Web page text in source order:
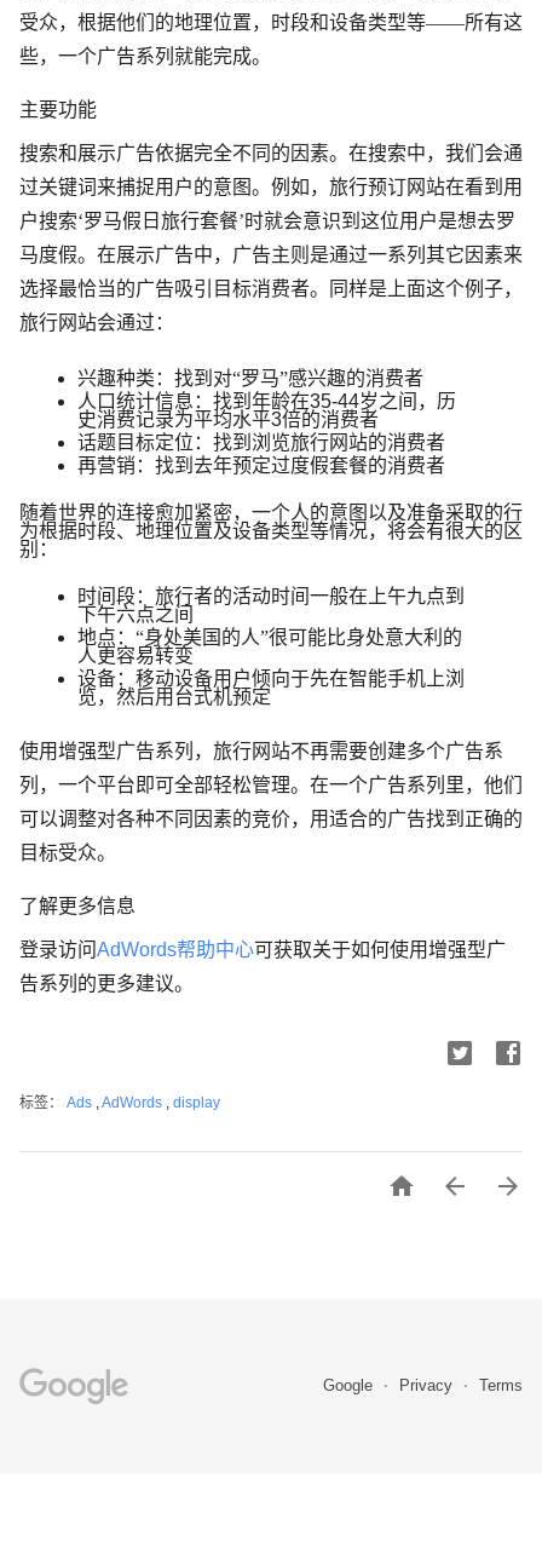
受众，根据他们的地理位置，时段和设备类型等——所有这
些，一个广告系列就能完成。
主要功能
搜索和展示广告依据完全不同的因素。在搜索中，我们会通
过关键词来捕捉用户的意图。例如，旅行预订网站在看到用
户搜索‘罗马假日旅行套餐’时就会意识到这位用户是想去罗
马度假。在展示广告中，广告主则是通过一系列其它因素来
选择最恰当的广告吸引目标消费者。同样是上面这个例子，
旅行网站会通过：
兴趣种类 ：找到对“罗马”感兴趣的消费者
人口统计信息 ：找到年龄在35-44岁之间，历
史消费记录为平均水平3倍的消费者
话题目标定位 ：找到浏览旅行网站的消费者
再营销 ：找到去年预定过度假套餐的消费者
随着世界的连接愈加紧密，一个人的意图以及准备采取的行
为根据时段、地理位置及设备类型等情况，将会有很大的区
别：
时间段：旅行者的活动时间一般在上午九点到
下午六点之间
地点 ：“身处美国的人”很可能比身处意大利的
人更容易转变
设备：移动设备用户倾向于先在智能手机上浏
览，然后用台式机预定
使用增强型广告系列，旅行网站不再需要创建多个广告系
列，一个平台即可全部轻松管理。在一个广告系列里，他们
可以调整对各种不同 因素的竞价，用适合的广告找到正确的
目标受众。
了解更多信息
登录访问AdWords帮助中心可获取关于如何使用增强型广
告系列的更多建议。
标签： Ads ,AdWords , display
  
Google Privacy Terms